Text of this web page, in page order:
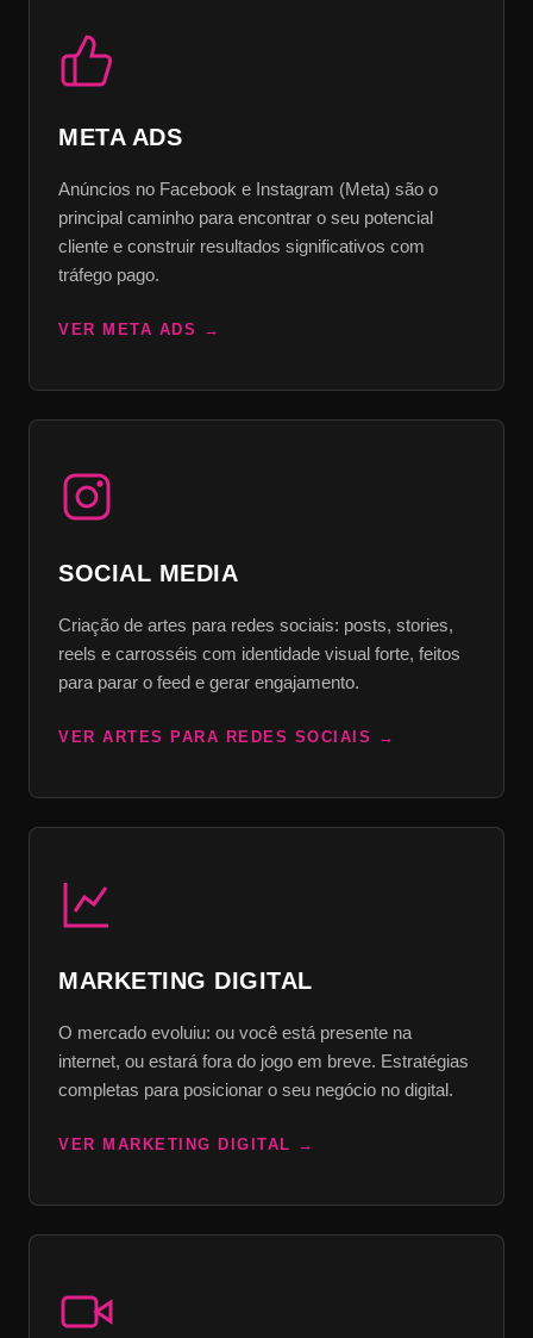
META ADS
Anúncios no Facebook e Instagram (Meta) são o
principal caminho para encontrar o seu potencial
cliente e construir resultados significativos com
tráfego pago.
VER META ADS
SOCIAL MEDIA
Criação de artes para redes sociais: posts, stories,
reels e carrosséis com identidade visual forte, feitos
para parar o feed e gerar engajamento.
VER ARTES PARA REDES SOCIAIS
MARKETING DIGITAL
O mercado evoluiu: ou você está presente na
internet, ou estará fora do jogo em breve. Estratégias
completas para posicionar o seu negócio no digital.
VER MARKETING DIGITAL